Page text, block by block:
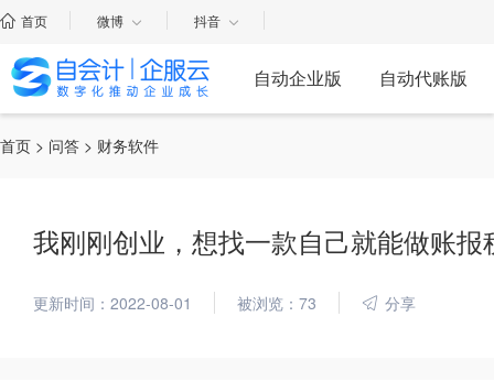
首页 微博 抖音
自动企业版 自动代账版
首页 > 问答 > 财务软件
我刚刚创业，想找一款自己就能做账报
更新时间：2022-08-01 被浏览：73 分享